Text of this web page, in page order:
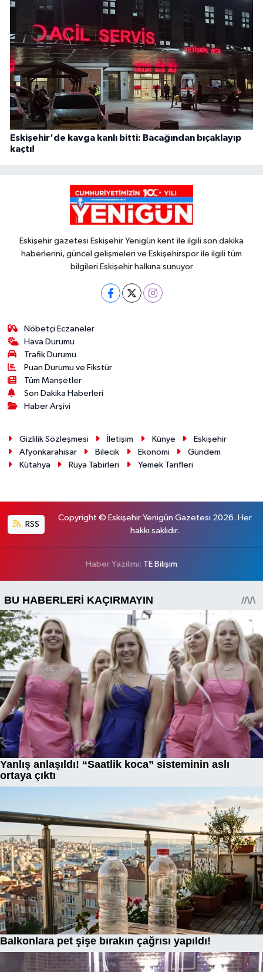
Eskişehir'de kavga kanlı bitti: Bacağından bıçaklayıp
kaçtı!
Eskişehir gazetesi Eskişehir Yenigün kent ile ilgili son dakika
haberlerini, güncel gelişmeleri ve Eskişehirspor ile ilgili tüm
bilgileri Eskişehir halkına sunuyor
Nöbetçi Eczaneler
Hava Durumu
Trafik Durumu
Puan Durumu ve Fikstür
Tüm Manşetler
Son Dakika Haberleri
Haber Arşivi
Gizlilik Sözleşmesi İletişim Künye
Eskişehir
Afyonkarahisar
Bilecik Ekonomi
Gündem
Kütahya
Rüya Tabirleri Yemek Tarifleri
RSS
Copyright © Eskişehir Yenigün Gazetesi 2026. Her
hakkı saklıdır.
Haber Yazılımı: TE Bilişim